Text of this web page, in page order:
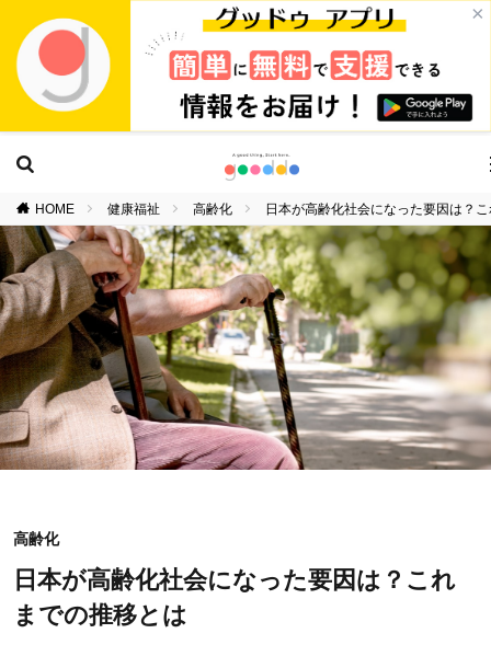
×
HOME 健康福祉 高齢化 日本が高齢化社会になった要因は？
高齢化
日本が高齢化社会になった要因は？これ
までの推移とは